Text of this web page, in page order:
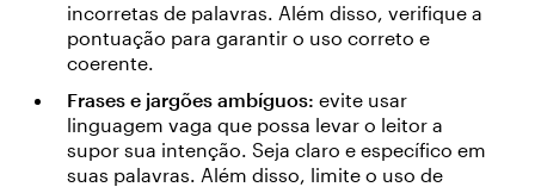
incorretas de palavras. Além disso, verifique a
pontuação para garantir o uso correto e
coerente.
Frases e jargões ambíguos: evite usar
linguagem vaga que possa levar o leitor a
supor sua intenção. Seja claro e específico em
suas palavras. Além disso, limite o uso de